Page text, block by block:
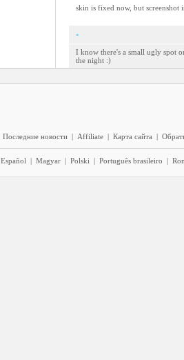
skin is fixed now, but
-
I know there's a small ugly spot
the night :)
Последние новости | Affiliate | Карта сайта |
Español | Magyar | Polski | Português brasileiro |